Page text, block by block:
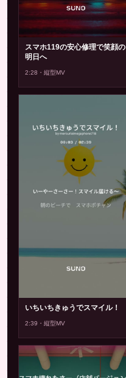
▶
スマホ119の安心修理で笑顔の
明日へ
2:28・縦型MV
いちいちきゅうでスマイル！
2:39・縦型MV